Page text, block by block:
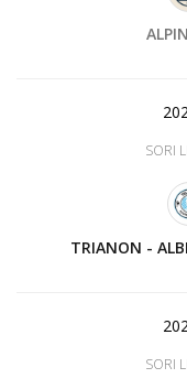
SORI
TRIANON -
SORI